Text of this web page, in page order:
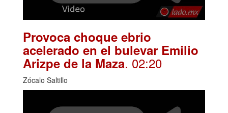
Provoca choque ebrio
acelerado en el bulevar Emilio
Arizpe de la Maza. 02:20
Zócalo Saltillo